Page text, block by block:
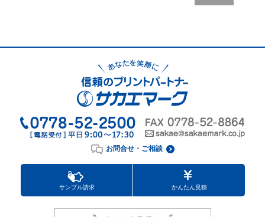
お問合せ・ご相談
サンプル請求 かんたん見積